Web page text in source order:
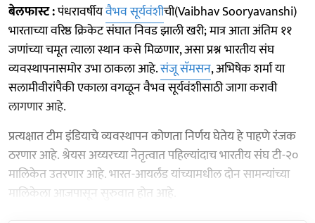
बेलफास्ट :पंधरावर्षीयवैभव सूर्यवंशीची(Vaibhav Sooryavanshi)
भारताच्या वरिष्ठ क्रिकेट संघात निवड झाली खरी; मात्र आता अंतिम ११
जणांच्या चमूत त्याला स्थान कसे मिळणार, असा प्रश्न भारतीय संघ
व्यवस्थापनासमोर उभा ठाकला आहे.संजू सॅमसन, अभिषेक शर्मा या
सलामीवीरांपैकी एकाला वगळून वैभव सूर्यवंशीसाठी जागा करावी
लागणार आहे.
प्रत्यक्षात टीम इंडियाचे व्यवस्थापन कोणता निर्णय घेतेय हे पाहणे रंजक
ठरणार आहे. श्रेयस अय्यरच्या नेतृत्वात पहिल्यांदाच भारतीय संघ टी-२०
मालिकेत उतरणार आहे. भारत-आयर्लंड यांच्यामधील दोन सामन्यांच्या
मालिकेला आजपासून सुरुवात होत आहे.